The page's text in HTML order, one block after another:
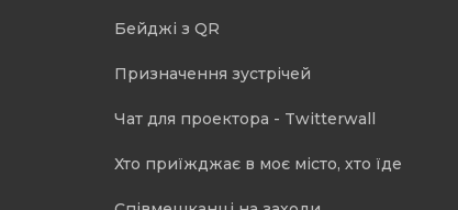
Бейджі з QR
Призначення зустрічей
Чат для проектора - Twitterwall
Хто приїжджає в моє місто, хто їде